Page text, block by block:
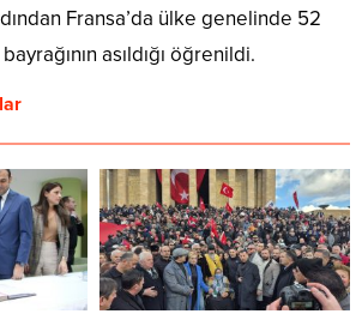
Fransa’da ülke genelinde 52
asıldığı öğrenildi.